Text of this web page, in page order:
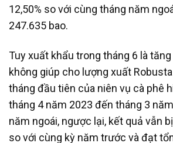
12,50% so với cùng tháng năm
247.635 bao.
Tuy xuất khẩu trong tháng 6 là
không giúp cho lượng xuất
tháng đầu tiên của niên vụ cà phê
tháng 4 năm 2023 đến tháng 3
năm ngoái, ngược lại, kết quả vẫn
so với cùng kỳ năm trước và đạt